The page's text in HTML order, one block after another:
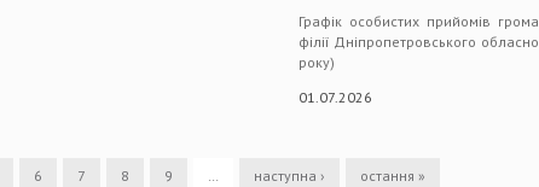
Графік особистих прийомів
філії Дніпропетровського
року)
01.07.2026
6 7 8 9 … наступна › остання »